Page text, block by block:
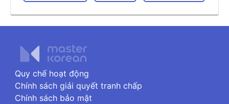
Quy chế hoạt động
Chính sách giải quyết tranh chấp
Chính sách bảo mật